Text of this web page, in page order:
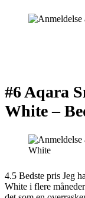
#6 Aqara
White –
4.5 Bedste pris Jeg
White i flere